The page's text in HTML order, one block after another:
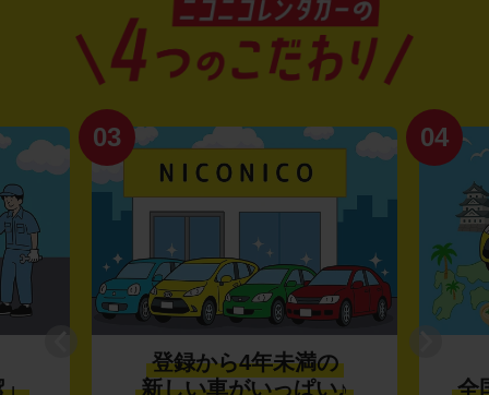
」
03
登録から4年未満の
新しい車がいっぱい♪
04
全